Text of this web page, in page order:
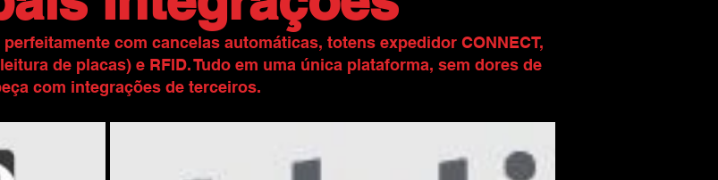
com cancelas automáticas, totens expedidor CONNECT,
de placas) e RFID. Tudo em uma única plataforma, sem dores de
com integrações de terceiros.